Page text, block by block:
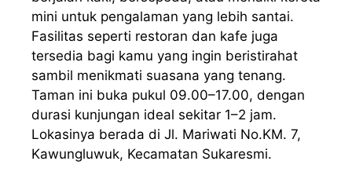
mini untuk pengalaman yang lebih santai.
Fasilitas seperti restoran dan kafe juga
tersedia bagi kamu yang ingin beristirahat
sambil menikmati suasana yang tenang.
Taman ini buka pukul 09.00–17.00, dengan
durasi kunjungan ideal sekitar 1–2 jam.
Lokasinya berada di Jl. Mariwati No.KM. 7,
Kawungluwuk, Kecamatan Sukaresmi.